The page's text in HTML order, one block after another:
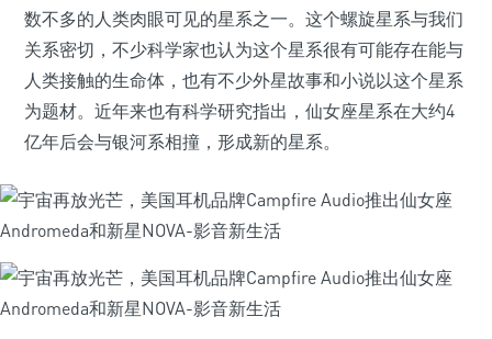
数不多的人类肉眼可见的星系之一。这个螺旋星系与我们
关系密切，不少科学家也认为这个星系很有可能存在能与
人类接触的生命体，也有不少外星故事和小说以这个星系
为题材。近年来也有科学研究指出，仙女座星系在大约4
亿年后会与银河系相撞，形成新的星系。